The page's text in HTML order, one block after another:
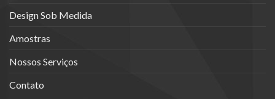
Design Sob Medida
Amostras
Nossos Serviços
Contato